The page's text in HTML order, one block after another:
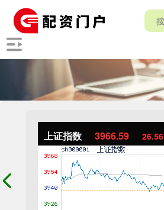
上证指数 3966.59 26.56